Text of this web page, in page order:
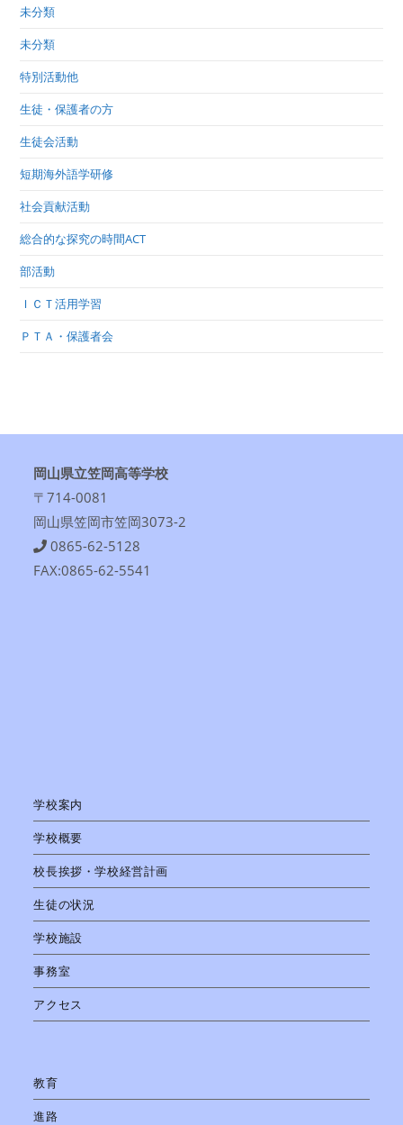
未分類
未分類
特別活動他
生徒・保護者の方
生徒会活動
短期海外語学研修
社会貢献活動
総合的な探究の時間ACT
部活動
ＩＣＴ活用学習
ＰＴＡ・保護者会
岡山県立笠岡高等学校
〒714-0081
岡山県笠岡市笠岡3073-2
0865-62-5128
FAX:0865-62-5541
学校案内
学校概要
校長挨拶・学校経営計画
生徒の状況
学校施設
事務室
アクセス
教育
進路